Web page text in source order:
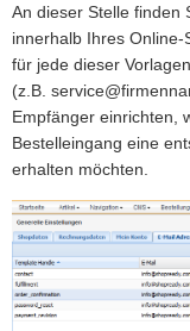
An dieser Stelle finden
innerhalb Ihres
für jede dieser
(z.B.
Empfänger einrichten,
Bestelleingang eine
erhalten möchten.